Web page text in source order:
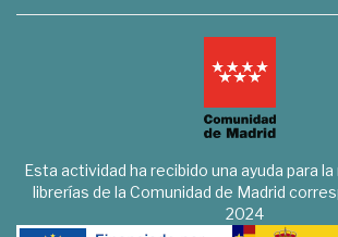
Esta actividad ha recibido una ayuda para
librerías de la Comunidad de Madrid
2024